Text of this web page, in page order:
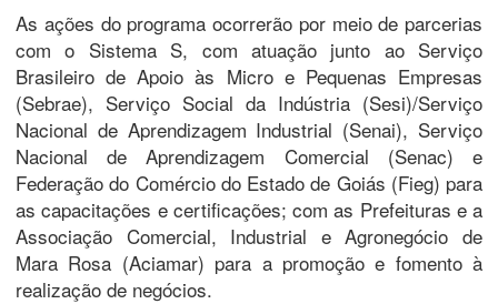
As ações do programa ocorrerão por meio de parcerias
com o Sistema S, com atuação junto ao Serviço
Brasileiro de Apoio às Micro e Pequenas Empresas
(Sebrae), Serviço Social da Indústria (Sesi)/Serviço
Nacional de Aprendizagem Industrial (Senai), Serviço
Nacional de Aprendizagem Comercial (Senac) e
Federação do Comércio do Estado de Goiás (Fieg) para
as capacitações e certificações; com as Prefeituras e a
Associação Comercial, Industrial e Agronegócio de
Mara Rosa (Aciamar) para a promoção e fomento à
realização de negócios.